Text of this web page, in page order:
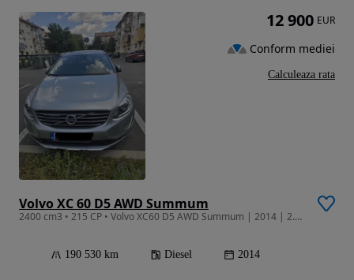
Volvo XC 60 D5 AWD Summum
2400 cm3 • 215 CP • Volvo XC60 D5 AWD Summum | 2014 | 2.4 D5 | 215 CP | Automat | Full Opt
190 530 km Diesel 2014
12 900 EUR
Conform mediei
Calculeaza rata